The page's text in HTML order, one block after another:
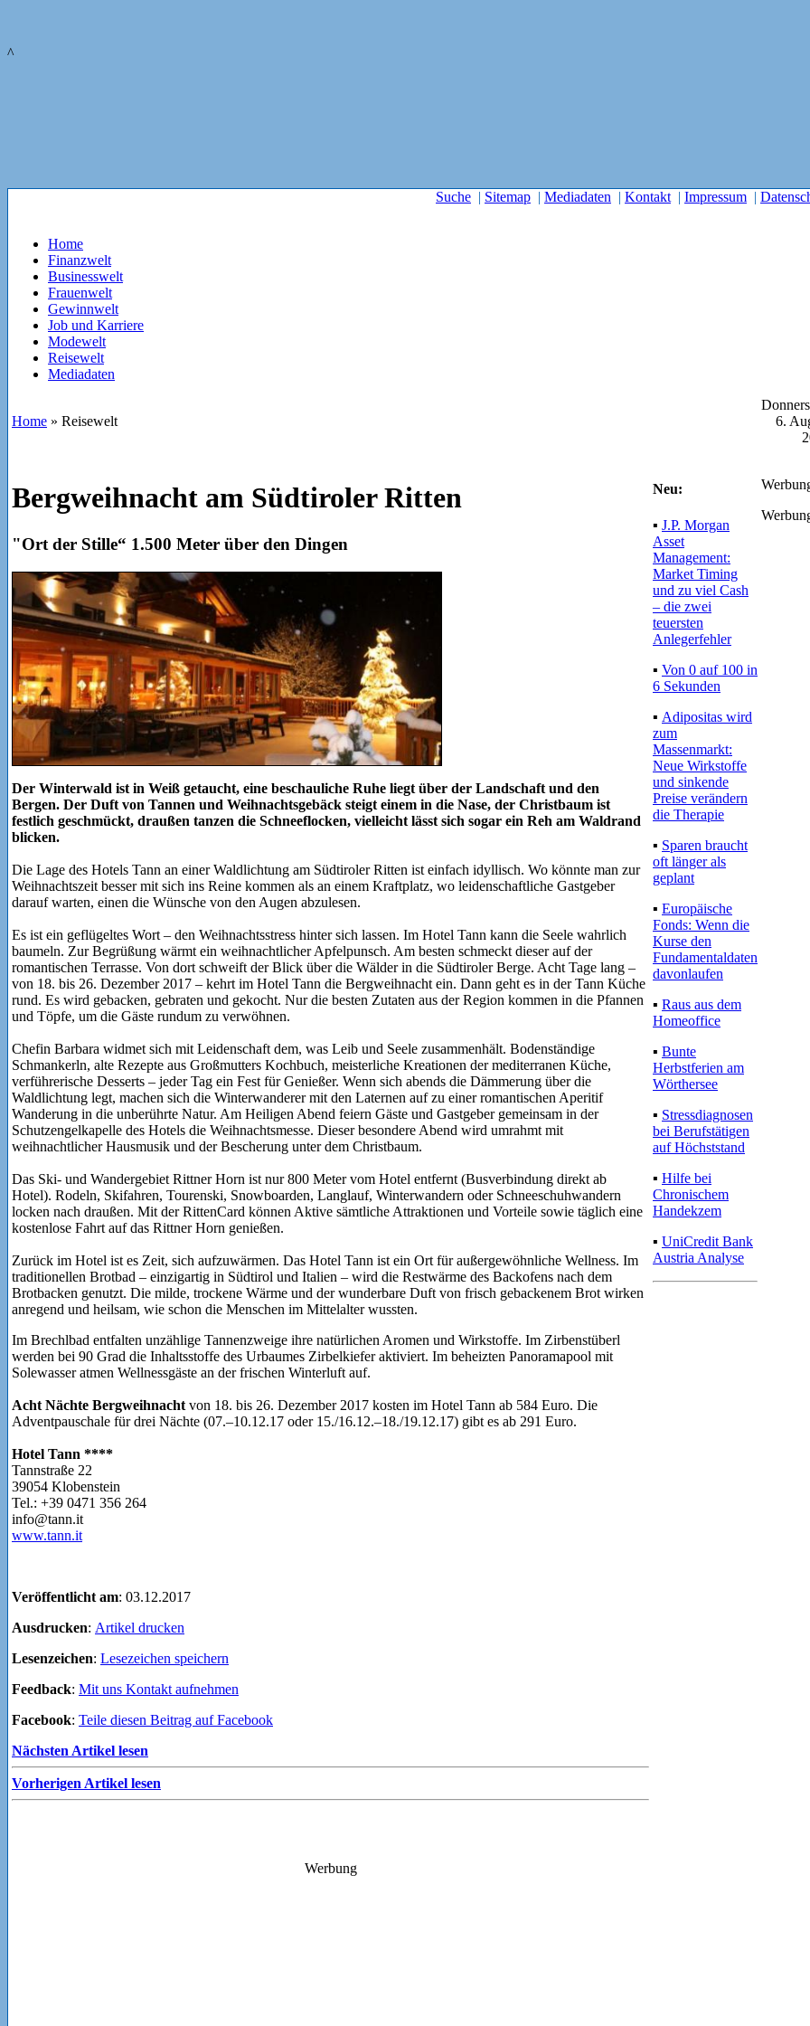
^
Suche | Sitemap | Mediadaten | Kontakt | Impressum |
Home
Finanzwelt
Businesswelt
Frauenwelt
Gewinnwelt
Job und Karriere
Modewelt
Reisewelt
Mediadaten
Home » Reisewelt
6.
Bergweihnacht am Südtiroler Ritten
"Ort der Stille“ 1.500 Meter über den Dingen
Der Winterwald ist in Weiß getaucht, eine beschauliche Ruhe liegt über der Landschaft und den
Bergen. Der Duft von Tannen und Weihnachtsgebäck steigt einem in die Nase, der Christbaum ist
festlich geschmückt, draußen tanzen die Schneeflocken, vielleicht lässt sich sogar ein Reh am Waldrand
blicken.
Die Lage des Hotels Tann an einer Waldlichtung am Südtiroler Ritten ist einfach idyllisch. Wo könnte man zur
Weihnachtszeit besser mit sich ins Reine kommen als an einem Kraftplatz, wo leidenschaftliche Gastgeber
darauf warten, einen die Wünsche von den Augen abzulesen.
Es ist ein geflügeltes Wort – den Weihnachtsstress hinter sich lassen. Im Hotel Tann kann die Seele wahrlich
baumeln. Zur Begrüßung wärmt ein weihnachtlicher Apfelpunsch. Am besten schmeckt dieser auf der
romantischen Terrasse. Von dort schweift der Blick über die Wälder in die Südtiroler Berge. Acht Tage lang –
von 18. bis 26. Dezember 2017 – kehrt im Hotel Tann die Bergweihnacht ein. Dann geht es in der Tann Küche
rund. Es wird gebacken, gebraten und gekocht. Nur die besten Zutaten aus der Region kommen in die Pfannen
und Töpfe, um die Gäste rundum zu verwöhnen.
Chefin Barbara widmet sich mit Leidenschaft dem, was Leib und Seele zusammenhält. Bodenständige
Schmankerln, alte Rezepte aus Großmutters Kochbuch, meisterliche Kreationen der mediterranen Küche,
verführerische Desserts – jeder Tag ein Fest für Genießer. Wenn sich abends die Dämmerung über die
Waldlichtung legt, machen sich die Winterwanderer mit den Laternen auf zu einer romantischen Aperitif
Wanderung in die unberührte Natur. Am Heiligen Abend feiern Gäste und Gastgeber gemeinsam in der
Schutzengelkapelle des Hotels die Weihnachtsmesse. Dieser besondere Abend wird umrahmt mit
weihnachtlicher Hausmusik und der Bescherung unter dem Christbaum.
Das Ski- und Wandergebiet Rittner Horn ist nur 800 Meter vom Hotel entfernt (Busverbindung direkt ab
Hotel). Rodeln, Skifahren, Tourenski, Snowboarden, Langlauf, Winterwandern oder Schneeschuhwandern
locken nach draußen. Mit der RittenCard können Aktive sämtliche Attraktionen und Vorteile sowie täglich eine
kostenlose Fahrt auf das Rittner Horn genießen.
Zurück im Hotel ist es Zeit, sich aufzuwärmen. Das Hotel Tann ist ein Ort für außergewöhnliche Wellness. Im
traditionellen Brotbad – einzigartig in Südtirol und Italien – wird die Restwärme des Backofens nach dem
Brotbacken genutzt. Die milde, trockene Wärme und der wunderbare Duft von frisch gebackenem Brot wirken
anregend und heilsam, wie schon die Menschen im Mittelalter wussten.
Im Brechlbad entfalten unzählige Tannenzweige ihre natürlichen Aromen und Wirkstoffe. Im Zirbenstüberl
werden bei 90 Grad die Inhaltsstoffe des Urbaumes Zirbelkiefer aktiviert. Im beheizten Panoramapool mit
Solewasser atmen Wellnessgäste an der frischen Winterluft auf.
Acht Nächte Bergweihnacht von 18. bis 26. Dezember 2017 kosten im Hotel Tann ab 584 Euro. Die
Adventpauschale für drei Nächte (07.–10.12.17 oder 15./16.12.–18./19.12.17) gibt es ab 291 Euro.
Hotel Tann ****
Tannstraße 22
39054 Klobenstein
Tel.: +39 0471 356 264
info@tann.it
www.tann.it
Veröffentlicht am: 03.12.2017
Ausdrucken: Artikel drucken
Lesenzeichen: Lesezeichen speichern
Feedback: Mit uns Kontakt aufnehmen
Facebook: Teile diesen Beitrag auf Facebook
Nächsten Artikel lesen
Vorherigen Artikel lesen
Neu:
▪ J.P. Morgan
Asset
Management:
Market Timing
und zu viel Cash
– die zwei
teuersten
Anlegerfehler
▪ Von 0 auf 100 in
6 Sekunden
▪ Adipositas wird
zum
Massenmarkt:
Neue Wirkstoffe
und sinkende
Preise verändern
die Therapie
▪ Sparen braucht
oft länger als
geplant
▪ Europäische
Fonds: Wenn die
Kurse den
Fundamentaldaten
davonlaufen
▪ Raus aus dem
Homeoffice
▪ Bunte
Herbstferien am
Wörthersee
▪ Stressdiagnosen
bei Berufstätigen
auf Höchststand
▪ Hilfe bei
Chronischem
Handekzem
▪ UniCredit Bank
Austria Analyse
Werbung